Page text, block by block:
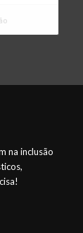
na inclusão